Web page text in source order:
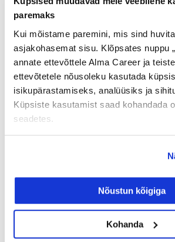
paremaks
Kui mõistame paremini, mis sind
asjakohasemat sisu. Klõpsates nuppu
annate ettevõttele Alma Career ja
ettevõtetele nõusoleku kasutada
isikupärastamiseks, analüüsiks ja
Küpsiste kasutamist saad kohandada
seadetes.
Nõustun kõigiga
Kohanda
Kas sina läheksid
sööma, kui peaksid
tundi tasuta nõusid
Liiga ajamahuka kodutöö tõttu
kandideerimisest loobunud
tööotsija, selgub CV.ee
Loe lisaks »